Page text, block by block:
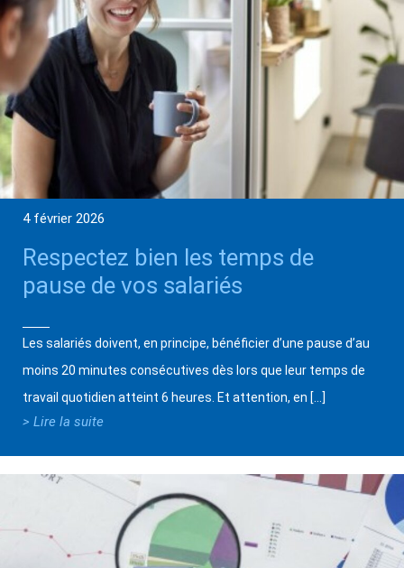
4 février 2026
Respectez bien les temps de
pause de vos salariés
Les salariés doivent, en principe, bénéficier d’une pause d’au
moins 20 minutes consécutives dès lors que leur temps de
travail quotidien atteint 6 heures. Et attention, en […]
> Lire la suite